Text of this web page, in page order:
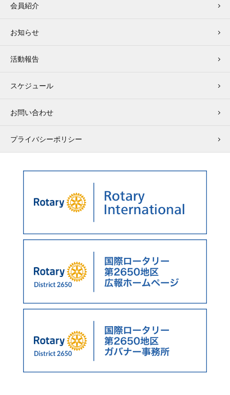
会員紹介
お知らせ
活動報告
スケジュール
お問い合わせ
プライバシーポリシー